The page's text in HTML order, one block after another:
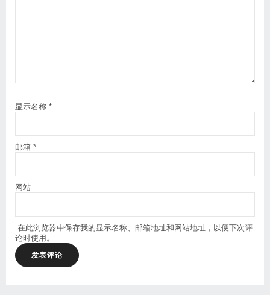
显示名称 *
邮箱 *
网站
在此浏览器中保存我的显示名称、邮箱地址和网站地址，以便下次评
论时使用。